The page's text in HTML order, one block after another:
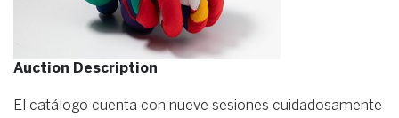
Auction Description
El catálogo cuenta con nueve sesiones cuidadosamente